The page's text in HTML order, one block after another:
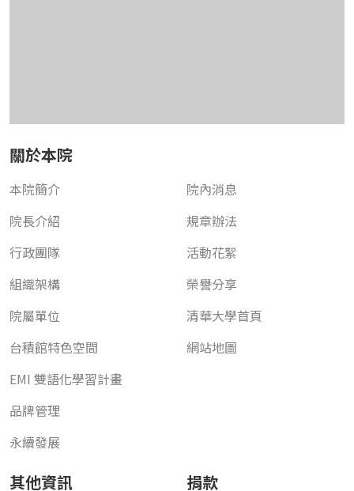
關於本院
本院簡介
院長介紹
行政團隊
組織架構
院屬單位
台積館特色空間
EMI 雙語化學習計畫
品牌管理
永續發展
院內消息
規章辦法
活動花絮
榮譽分享
清華大學首頁
網站地圖
其他資訊 捐款